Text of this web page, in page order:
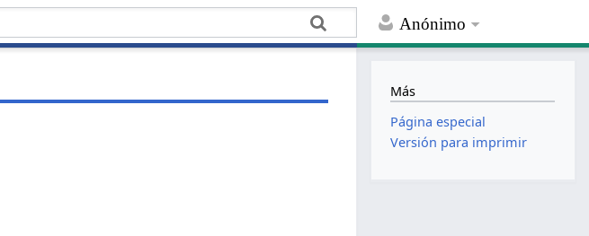
Anónimo
Más
Página especial
Versión para imprimir